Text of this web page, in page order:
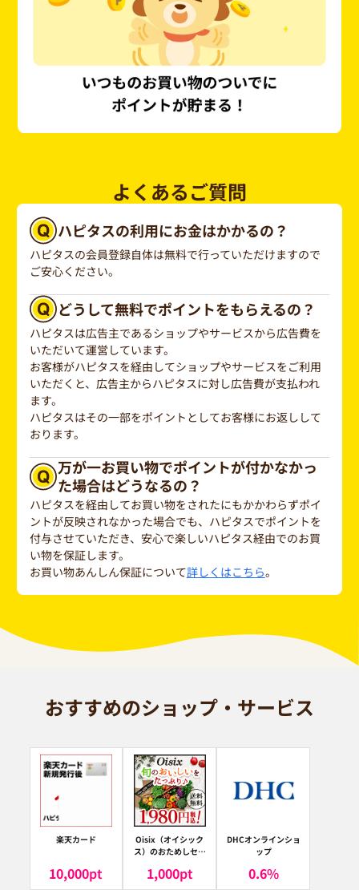
よくあるご質問
ハピタスの利用にお金はかかるの？
ハピタスの会員登録自体は無料で行っていただけますので
ご安心ください。
どうして無料でポイントをもらえるの？
ハピタスは広告主であるショップやサービスから広告費を
いただいて運営しています。
お客様がハピタスを経由してショップやサービスをご利用
いただくと、広告主からハピタスに対し広告費が支払われ
ます。
ハピタスはその一部をポイントとしてお客様にお返しして
おります。
万が一お買い物でポイントが付かなかっ
た場合はどうなるの？
ハピタスを経由してお買い物をされたにもかかわらずポイ
ントが反映されなかった場合でも、ハピタスでポイントを
付与させていただき、安心で楽しいハピタス経由でのお買
い物を保証します。
お買い物あんしん保証について詳しくはこちら。
おすすめのショップ・サービス
楽天カード
10,000pt
Oisix（オイシック
ス）のおためしセッ
1,000pt
DHCオンラインショ
ップ
0.6%